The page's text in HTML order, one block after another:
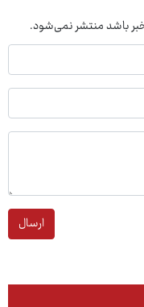
خبر باشد منتشر نمی‌شود.
ارسال